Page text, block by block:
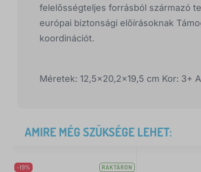
felelősségteljes forrásból származó
európai biztonsági előírásoknak
koordinációt.
Méretek: 12,5x20,2x19,5 cm Kor: 3+
AMIRE MÉG SZÜKSÉGE LEHET:
-19% RAKTÁRON